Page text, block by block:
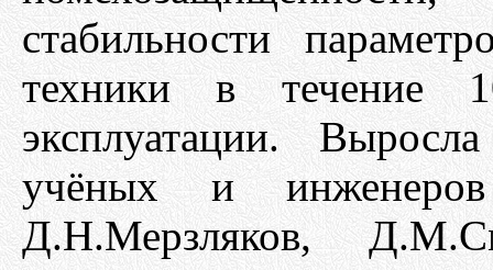
стабильности
техники в течение
эксплуатации.
учёных и
Д.Н.Мерзляков,